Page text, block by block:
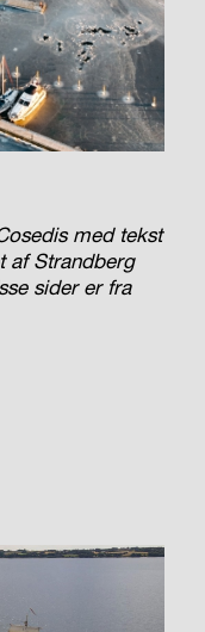
med tekst
af Strandberg
sider er fra